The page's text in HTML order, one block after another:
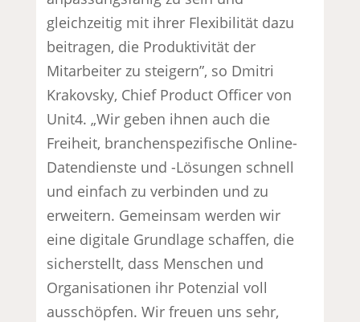
gleichzeitig mit ihrer Flexibilität dazu
beitragen, die Produktivität der
Mitarbeiter zu steigern”, so Dmitri
Krakovsky, Chief Product Officer von
Unit4. „Wir geben ihnen auch die
Freiheit, branchenspezifische Online-
Datendienste und -Lösungen schnell
und einfach zu verbinden und zu
erweitern. Gemeinsam werden wir
eine digitale Grundlage schaffen, die
sicherstellt, dass Menschen und
Organisationen ihr Potenzial voll
ausschöpfen. Wir freuen uns sehr,